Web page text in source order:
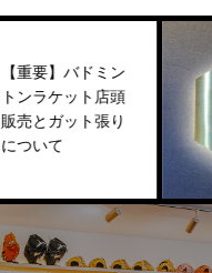
】バドミン
ケット店頭
ガット張り
て